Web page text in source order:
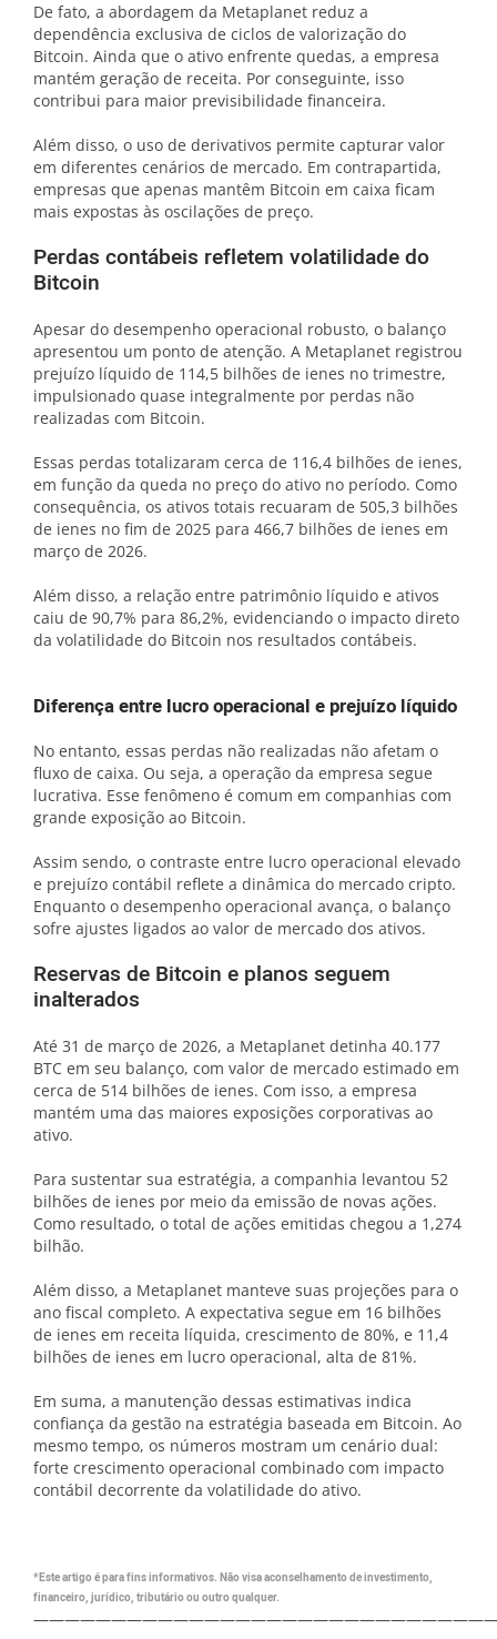
De fato, a abordagem da Metaplanet reduz a
dependência exclusiva de ciclos de valorização do
Bitcoin. Ainda que o ativo enfrente quedas, a empresa
mantém geração de receita. Por conseguinte, isso
contribui para maior previsibilidade financeira.
Além disso, o uso de derivativos permite capturar valor
em diferentes cenários de mercado. Em contrapartida,
empresas que apenas mantêm Bitcoin em caixa ficam
mais expostas às oscilações de preço.
Perdas contábeis refletem volatilidade do
Bitcoin
Apesar do desempenho operacional robusto, o balanço
apresentou um ponto de atenção. A Metaplanet registrou
prejuízo líquido de 114,5 bilhões de ienes no trimestre,
impulsionado quase integralmente por perdas não
realizadas com Bitcoin.
Essas perdas totalizaram cerca de 116,4 bilhões de ienes,
em função da queda no preço do ativo no período. Como
consequência, os ativos totais recuaram de 505,3 bilhões
de ienes no fim de 2025 para 466,7 bilhões de ienes em
março de 2026.
Além disso, a relação entre patrimônio líquido e ativos
caiu de 90,7% para 86,2%, evidenciando o impacto direto
da volatilidade do Bitcoin nos resultados contábeis.
Diferença entre lucro operacional e prejuízo líquido
No entanto, essas perdas não realizadas não afetam o
fluxo de caixa. Ou seja, a operação da empresa segue
lucrativa. Esse fenômeno é comum em companhias com
grande exposição ao Bitcoin.
Assim sendo, o contraste entre lucro operacional elevado
e prejuízo contábil reflete a dinâmica do mercado cripto.
Enquanto o desempenho operacional avança, o balanço
sofre ajustes ligados ao valor de mercado dos ativos.
Reservas de Bitcoin e planos seguem
inalterados
Até 31 de março de 2026, a Metaplanet detinha 40.177
BTC em seu balanço, com valor de mercado estimado em
cerca de 514 bilhões de ienes. Com isso, a empresa
mantém uma das maiores exposições corporativas ao
ativo.
Para sustentar sua estratégia, a companhia levantou 52
bilhões de ienes por meio da emissão de novas ações.
Como resultado, o total de ações emitidas chegou a 1,274
bilhão.
Além disso, a Metaplanet manteve suas projeções para o
ano fiscal completo. A expectativa segue em 16 bilhões
de ienes em receita líquida, crescimento de 80%, e 11,4
bilhões de ienes em lucro operacional, alta de 81%.
Em suma, a manutenção dessas estimativas indica
confiança da gestão na estratégia baseada em Bitcoin. Ao
mesmo tempo, os números mostram um cenário dual:
forte crescimento operacional combinado com impacto
contábil decorrente da volatilidade do ativo.
*Este artigo é para fins informativos. Não visa aconselhamento de investimento,
financeiro, jurídico, tributário ou outro qualquer.